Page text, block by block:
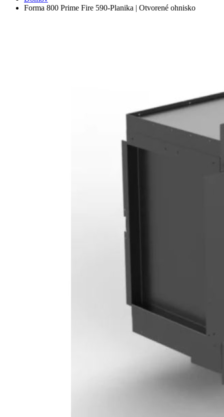
Forma 800 Prime Fire 590-Planika | Otvorené ohnisko